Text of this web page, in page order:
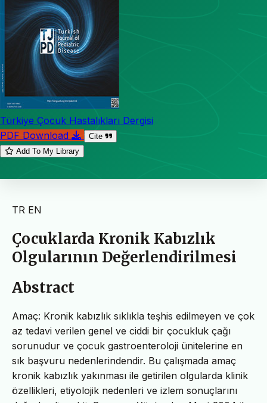
Türkiye Çocuk Hastalıkları Dergisi
PDF Download
Cite
Add To My Library
TR EN
Çocuklarda Kronik Kabızlık
Olgularının Değerlendirilmesi
Abstract
Amaç: Kronik kabızlık sıklıkla teşhis edilmeyen ve çok
az tedavi verilen genel ve ciddi bir çocukluk çağı
sorunudur ve çocuk gastroenteroloji ünitelerine en
sık başvuru nedenlerindendir. Bu çalışmada amaç
kronik kabızlık yakınması ile getirilen olgularda klinik
özellikleri, etiyolojik nedenleri ve izlem sonuçlarını